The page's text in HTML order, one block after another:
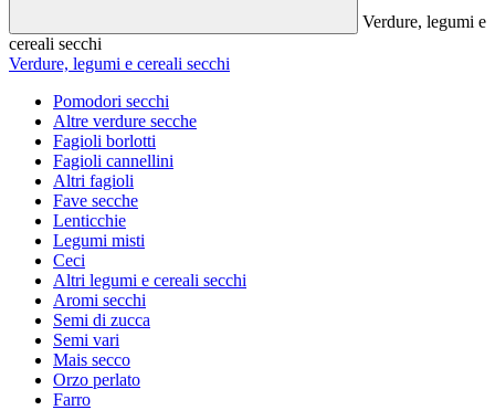
Verdure, legumi e
cereali secchi
Verdure, legumi e cereali secchi
Pomodori secchi
Altre verdure secche
Fagioli borlotti
Fagioli cannellini
Altri fagioli
Fave secche
Lenticchie
Legumi misti
Ceci
Altri legumi e cereali secchi
Aromi secchi
Semi di zucca
Semi vari
Mais secco
Orzo perlato
Farro